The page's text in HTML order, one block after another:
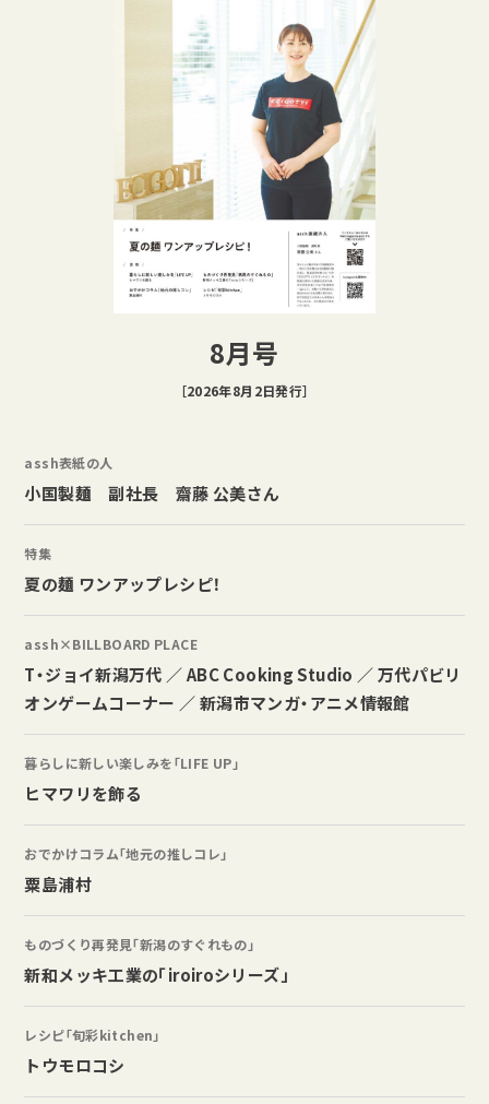
8月号
［2026年8月2日発行］
assh表紙の人
小国製麺 副社長 齋藤 公美さん
特集
夏の麺 ワンアップレシピ！
assh×BILLBOARD PLACE
T・ジョイ新潟万代 ／ ABC Cooking Studio ／ 万代パビリ
オンゲームコーナー ／ 新潟市マンガ・アニメ情報館
暮らしに新しい楽しみを「LIFE UP」
ヒマワリを飾る
おでかけコラム「地元の推しコレ」
粟島浦村
ものづくり再発見「新潟のすぐれもの」
新和メッキ工業の「iroiroシリーズ」
レシピ「旬彩kitchen」
トウモロコシ